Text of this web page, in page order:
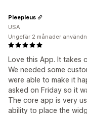
Love this App. It takes
We needed some
were able to make it
asked on Friday so it
The core app is very
ability to place the
Pleepleus
USA
Ungefär 2 månader